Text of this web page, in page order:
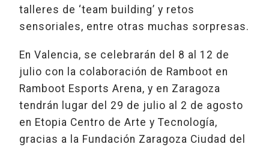
talleres de ‘team building’ y retos
sensoriales, entre otras muchas sorpresas.
En Valencia, se celebrarán del 8 al 12 de
julio con la colaboración de Ramboot en
Ramboot Esports Arena, y en Zaragoza
tendrán lugar del 29 de julio al 2 de agosto
en Etopia Centro de Arte y Tecnología,
gracias a la Fundación Zaragoza Ciudad del